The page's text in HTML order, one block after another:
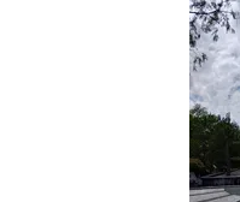
に。 近くの潟から水を
も、メダカ、カメ、雷